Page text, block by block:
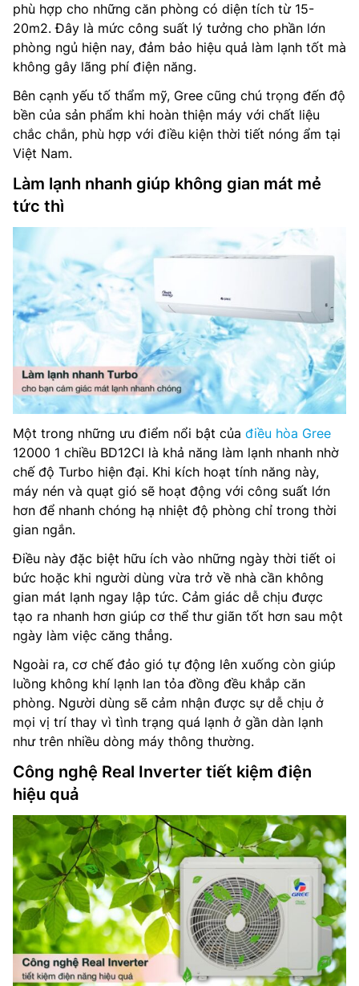
phù hợp cho những căn phòng có diện tích từ 15-
20m2. Đây là mức công suất lý tưởng cho phần lớn
phòng ngủ hiện nay, đảm bảo hiệu quả làm lạnh tốt mà
không gây lãng phí điện năng.
Bên cạnh yếu tố thẩm mỹ, Gree cũng chú trọng đến độ
bền của sản phẩm khi hoàn thiện máy với chất liệu
chắc chắn, phù hợp với điều kiện thời tiết nóng ẩm tại
Việt Nam.
Làm lạnh nhanh giúp không gian mát mẻ
tức thì
Một trong những ưu điểm nổi bật của điều hòa Gree
12000 1 chiều BD12CI là khả năng làm lạnh nhanh nhờ
chế độ Turbo hiện đại. Khi kích hoạt tính năng này,
máy nén và quạt gió sẽ hoạt động với công suất lớn
hơn để nhanh chóng hạ nhiệt độ phòng chỉ trong thời
gian ngắn.
Điều này đặc biệt hữu ích vào những ngày thời tiết oi
bức hoặc khi người dùng vừa trở về nhà cần không
gian mát lạnh ngay lập tức. Cảm giác dễ chịu được
tạo ra nhanh hơn giúp cơ thể thư giãn tốt hơn sau một
ngày làm việc căng thẳng.
Ngoài ra, cơ chế đảo gió tự động lên xuống còn giúp
luồng không khí lạnh lan tỏa đồng đều khắp căn
phòng. Người dùng sẽ cảm nhận được sự dễ chịu ở
mọi vị trí thay vì tình trạng quá lạnh ở gần dàn lạnh
như trên nhiều dòng máy thông thường.
Công nghệ Real Inverter tiết kiệm điện
hiệu quả